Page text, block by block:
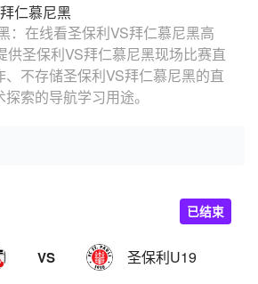
仁慕尼黑
：在线看圣保利VS拜仁慕尼黑高
供圣保利VS拜仁慕尼黑现场比赛直
不存储圣保利VS拜仁慕尼黑的直
索的导航学习用途。
VS 圣保利U19
已结束